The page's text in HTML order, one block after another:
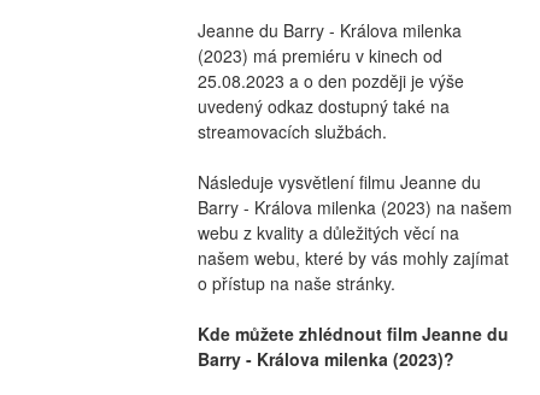
Jeanne du Barry - Králova milenka
(2023) má premiéru v kinech od
25.08.2023 a o den později je výše
uvedený odkaz dostupný také na
streamovacích službách.
Následuje vysvětlení filmu Jeanne du
Barry - Králova milenka (2023) na našem
webu z kvality a důležitých věcí na
našem webu, které by vás mohly zajímat
o přístup na naše stránky.
Kde můžete zhlédnout film Jeanne du
Barry - Králova milenka (2023)?